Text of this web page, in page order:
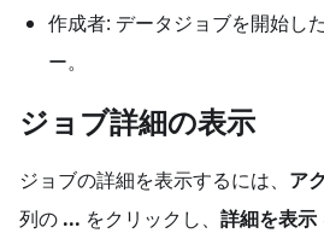
作成者: データジョブを開始し
ー。
ジョブ詳細の表示
ジョブの詳細を表示するには、 ア
列の ... をクリックし、 詳細を表示